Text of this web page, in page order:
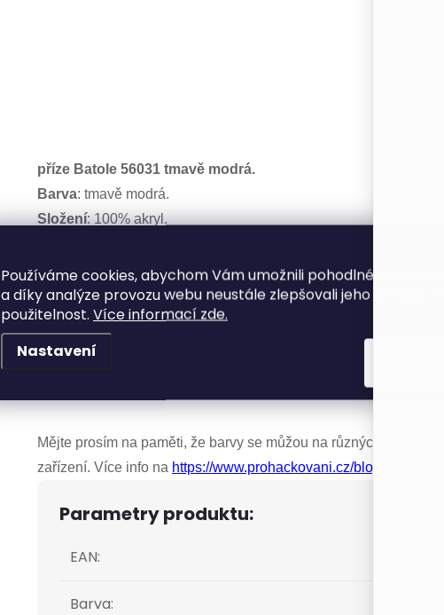
Používáme cookies, abychom Vám umožnili pohodlné prohlížení
a díky analýze provozu webu neustále zlepšovali jeho funkce,
použitelnost. Více informací zde.
Nastavení
příze Batole 56031 tmavě modrá.
Barva: tmavě modrá.
Složení: 100% akryl.
Háček
Jehlice : 3 - 3,5.
Pletací přízeBatoleje příze vhodná pro ruční pletení na
strojní pletení.
Kvalita této příze je potvrzena certifikátem Textilního zkušebního
Mějte prosím na paměti, že barvy se můžou na různých
zařízení. Více info na https://www.prohackovani.cz/blog/ach-ty-
Parametry produktu:
EAN:
Barva: